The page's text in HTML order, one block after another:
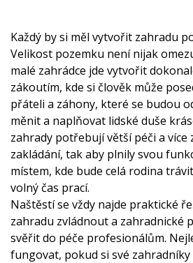
Každý by si měl vytvořit zahradu
Velikost pozemku není nijak
malé zahrádce jde vytvořit
zákoutím, kde si člověk může
přáteli a záhony, které se budou
měnit a naplňovat lidské duše
zahrady potřebují větší péči a více
zakládání, tak aby plnily svou
místem, kde bude celá rodina
volný čas prací.
Naštěstí se vždy najde praktické
zahradu zvládnout a zahradnické
svěřit do péče profesionálům.
fungovat, pokud si své